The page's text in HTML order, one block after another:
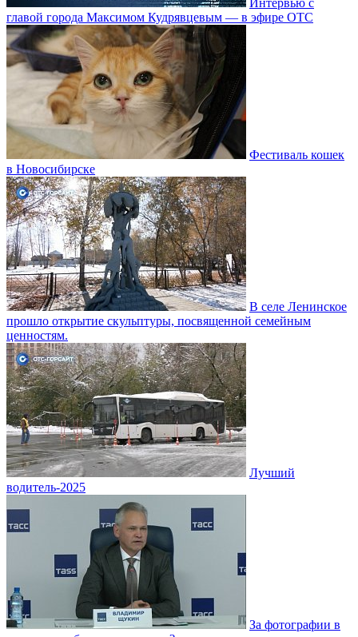
главой города Максимом Кудрявцевым — в эфире ОТС
Фестиваль кошек
в Новосибирске
В селе Ленинское
прошло открытие скульптуры, посвященной семейным
ценностям.
Лучший
водитель-2025
За фотографии в